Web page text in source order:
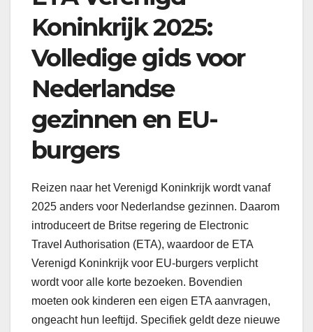
Koninkrijk 2025:
Volledige gids voor
Nederlandse
gezinnen en EU-
burgers
Reizen naar het Verenigd Koninkrijk wordt vanaf
2025 anders voor Nederlandse gezinnen. Daarom
introduceert de Britse regering de Electronic
Travel Authorisation (ETA), waardoor de ETA
Verenigd Koninkrijk voor EU-burgers verplicht
wordt voor alle korte bezoeken. Bovendien
moeten ook kinderen een eigen ETA aanvragen,
ongeacht hun leeftijd. Specifiek geldt deze nieuwe